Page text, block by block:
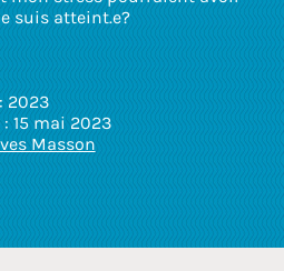
suis atteint.e?
2023
15 mai 2023
Masson